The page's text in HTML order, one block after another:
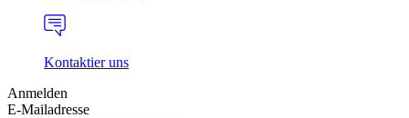
Kontaktier uns
Anmelden
E-Mailadresse